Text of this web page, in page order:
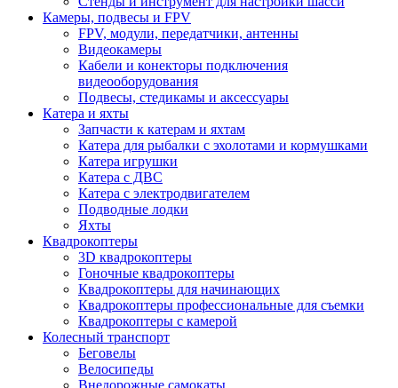
Камеры, подвесы и FPV
FPV, модули, передатчики, антенны
Видеокамеры
Кабели и конекторы подключения
видеооборудования
Подвесы, стедикамы и аксессуары
Катера и яхты
Запчасти к катерам и яхтам
Катера для рыбалки с эхолотами и кормушками
Катера игрушки
Катера с ДВС
Катера с электродвигателем
Подводные лодки
Яхты
Квадрокоптеры
3D квадрокоптеры
Гоночные квадрокоптеры
Квадрокоптеры для начинающих
Квадрокоптеры профессиональные для съемки
Квадрокоптеры с камерой
Колесный транспорт
Беговелы
Велосипеды
Внедорожные самокаты